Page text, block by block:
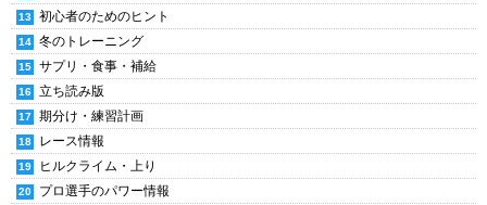
初心者のためのヒント
冬のトレーニング
サプリ・食事・補給
立ち読み版
期分け・練習計画
レース情報
ヒルクライム・上り
プロ選手のパワー情報